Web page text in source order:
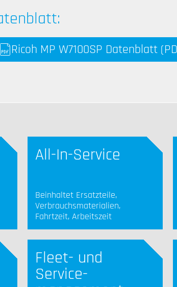
Ricoh MP W7100SP Datenblatt
All-In-Service
Beinhaltet Ersatzteile,
Verbrauchsmaterialien,
Fahrtzeit, Arbeitszeit
Fleet- und
Service-